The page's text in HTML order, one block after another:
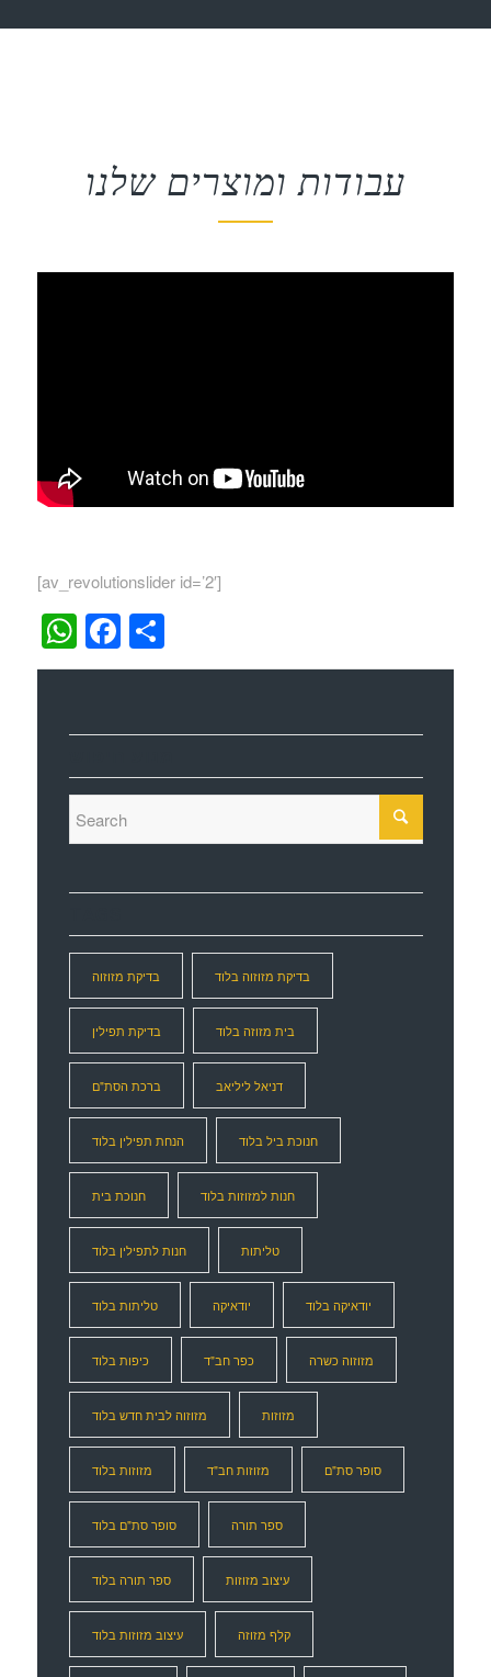
עבודות ומוצרים שלנו
[av_revolutionslider id=’2′]
WhatsApp
Facebook
בדיקת מזוזוה בדיקת מזוזוה בלוד
בדיקת תפילין בית מזוזה בלוד
ברכת הסת"ם דניאל ליליאב
הנחת תפילין בלוד חנוכת ביל בלוד
חנוכת בית חנות למזוזות בלוד
חנות לתפילין בלוד טליתות
טליתות בלוד יודאיקה יודאיקה בלוד
כיפות בלוד כפר חב"ד מזוזוה כשרה
מזוזוה לבית חדש בלוד מזוזות
מזוזות בלוד מזוזות חב"ד סופר סת"ם
סופר סת"ם בלוד ספר תורה
ספר תורה בלוד עיצוב מזוזות
עיצוב מזוזות בלוד קלף מזוזה